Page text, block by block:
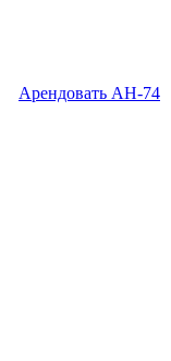
Арендовать АН-74